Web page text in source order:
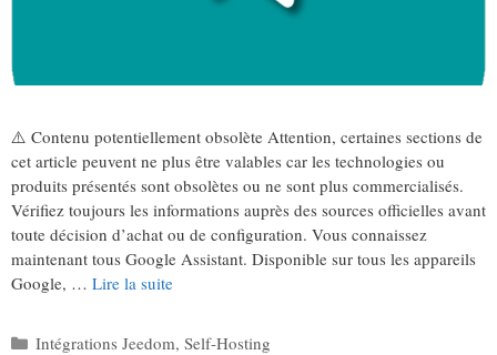
⚠️ Contenu potentiellement obsolète Attention, certaines sections de
cet article peuvent ne plus être valables car les technologies ou
produits présentés sont obsolètes ou ne sont plus commercialisés.
Vérifiez toujours les informations auprès des sources officielles avant
toute décision d’achat ou de configuration. Vous connaissez
maintenant tous Google Assistant. Disponible sur tous les appareils
Google, … Lire la suite
Catégories
Intégrations Jeedom, Self-Hosting